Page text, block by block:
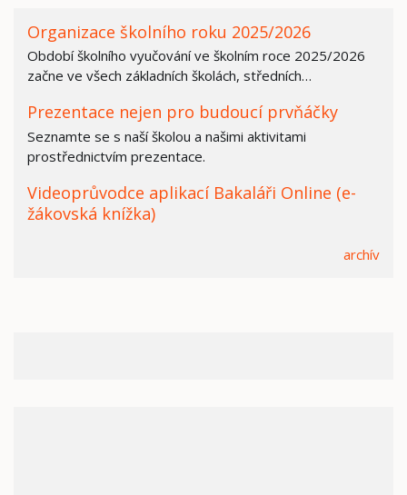
Organizace školního roku 2025/2026
Období školního vyučování ve školním roce 2025/2026
začne ve všech základních školách, středních…
Prezentace nejen pro budoucí prvňáčky
Seznamte se s naší školou a našimi aktivitami
prostřednictvím prezentace.
Videoprůvodce aplikací Bakaláři Online (e-
žákovská knížka)
archív